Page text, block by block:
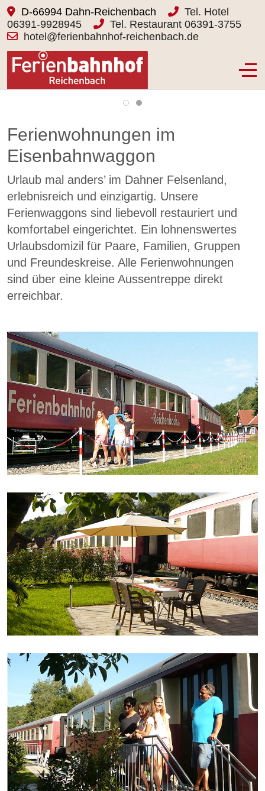
D-66994 Dahn-Reichenbach
Tel. Hotel
06391-9928945
Tel. Restaurant 06391-3755
hotel@ferienbahnhof-reichenbach.de
Off-
Individuell und familienfreundlich
Ferienwohnungen im
Eisenbahnwaggon
Urlaub mal anders’ im Dahner Felsenland,
erlebnisreich und einzigartig. Unsere
Ferienwaggons sind liebevoll restauriert und
komfortabel eingerichtet. Ein lohnenswertes
Urlaubsdomizil für Paare, Familien, Gruppen
und Freundeskreise. Alle Ferienwohnungen
sind über eine kleine Aussentreppe direkt
erreichbar.